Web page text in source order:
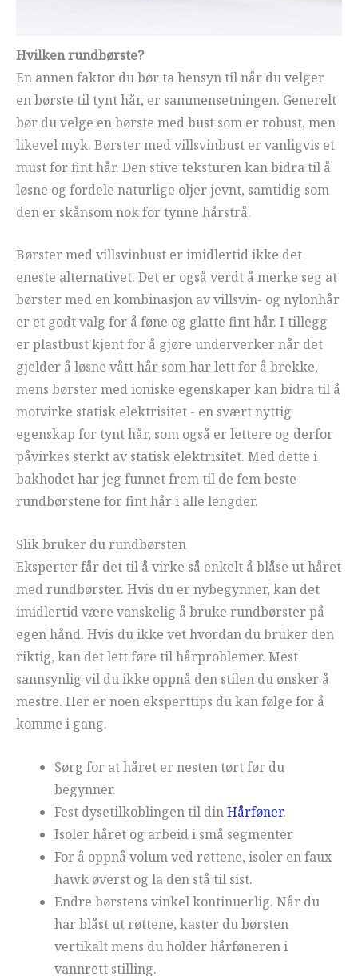
Hvilken rundbørste?
En annen faktor du bør ta hensyn til når du velger
en børste til tynt hår, er sammensetningen. Generelt
bør du velge en børste med bust som er robust, men
likevel myk. Børster med villsvinbust er vanligvis et
must for fint hår. Den stive teksturen kan bidra til å
løsne og fordele naturlige oljer jevnt, samtidig som
den er skånsom nok for tynne hårstrå.
Børster med villsvinbust er imidlertid ikke det
eneste alternativet. Det er også verdt å merke seg at
børster med en kombinasjon av villsvin- og nylonhår
er et godt valg for å føne og glatte fint hår. I tillegg
er plastbust kjent for å gjøre underverker når det
gjelder å løsne vått hår som har lett for å brekke,
mens børster med ioniske egenskaper kan bidra til å
motvirke statisk elektrisitet - en svært nyttig
egenskap for tynt hår, som også er lettere og derfor
påvirkes sterkt av statisk elektrisitet. Med dette i
bakhodet har jeg funnet frem til de fem beste
rundbørstene for fint hår i alle lengder.
Slik bruker du rundbørsten
Eksperter får det til å virke så enkelt å blåse ut håret
med rundbørster. Hvis du er nybegynner, kan det
imidlertid være vanskelig å bruke rundbørster på
egen hånd. Hvis du ikke vet hvordan du bruker den
riktig, kan det lett føre til hårproblemer. Mest
sannsynlig vil du ikke oppnå den stilen du ønsker å
mestre. Her er noen eksperttips du kan følge for å
komme i gang.
Sørg for at håret er nesten tørt før du
begynner.
Fest dysetilkoblingen til dinHårføner.
Isoler håret og arbeid i små segmenter
For å oppnå volum ved røttene, isoler en faux
hawk øverst og la den stå til sist.
Endre børstens vinkel kontinuerlig. Når du
har blåst ut røttene, kaster du børsten
vertikalt mens du holder hårføneren i
vannrett stilling.